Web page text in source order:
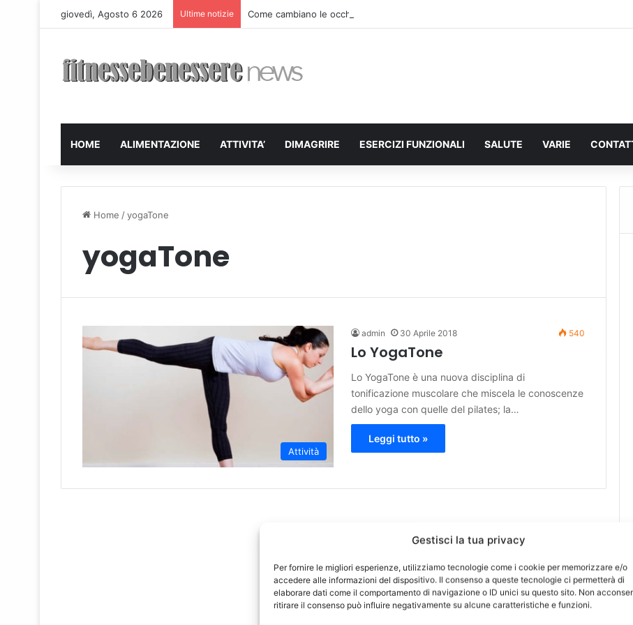
Gestisci la tua privacy
Per fornire le migliori esperienze, utilizziamo tecnologie come i cookie per memorizzare e/o
accedere alle informazioni del dispositivo. Il consenso a queste tecnologie ci permetterà di
elaborare dati come il comportamento di navigazione o ID unici su questo sito. Non
ritirare il consenso può influire negativamente su alcune caratteristiche e funzioni.
giovedì, Agosto 6 2026 Ultime notizie Come cambiano le occhiaie dopo il Filler
HOME ALIMENTAZIONE ATTIVITA’ DIMAGRIRE ESERCIZI FUNZIONALI SALUTE VARIE
Home /yogaTone
yogaTone
Attività
admin 30 Aprile 2018 540
Lo YogaTone
Lo YogaTone è una nuova disciplina di
tonificazione muscolare che miscela le conoscenze
dello yoga con quelle del pilates; la…
Leggi tutto »